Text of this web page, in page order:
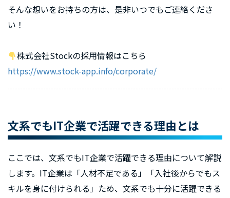
そんな想いをお持ちの方は、是非いつでもご連絡くださ
い！
株式会社Stockの採用情報はこちら
https://www.stock-app.info/corporate/
文系でもIT企業で活躍できる理由とは
ここでは、文系でもIT企業で活躍できる理由について解説
します。IT企業は「人材不足である」「入社後からでもス
キルを身に付けられる」ため、文系でも十分に活躍できる